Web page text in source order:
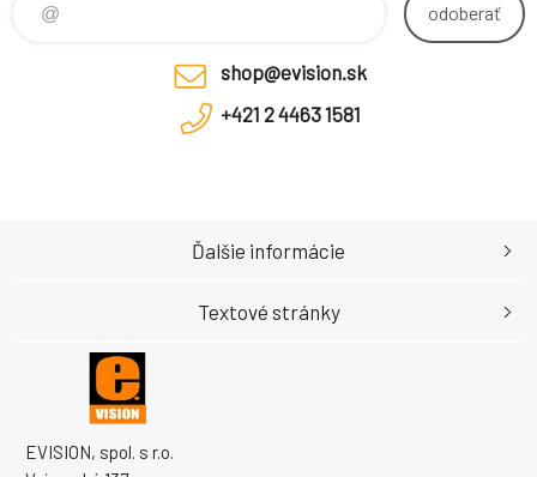
odoberať
shop@evision.sk
+421 2 4463 1581
EVISION, spol. s r.o.
Ďalšie informácie
Textové stránky